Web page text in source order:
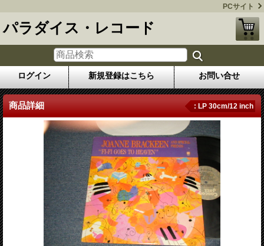
PCサイト
パラダイス・レコード
ログイン 新規登録はこちら お問い合せ
商品詳細 : LP 30cm/12 inch